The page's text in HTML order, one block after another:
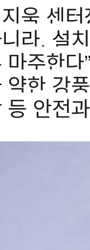
욱 센
라, 설
주한
한 강
등 안전